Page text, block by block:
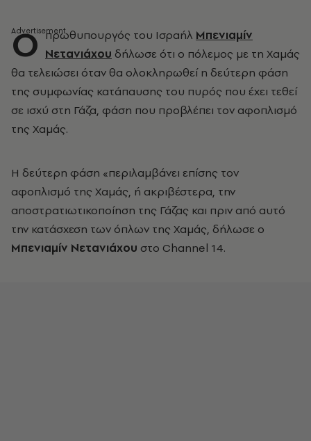
Ο πρωθυπουργός του Ισραήλ Μπενιαμίν
Νετανιάχου δήλωσε ότι ο πόλεμος με τη Χαμάς
θα τελειώσει όταν θα ολοκληρωθεί η δεύτερη φάση
της συμφωνίας κατάπαυσης του πυρός που έχει τεθεί
σε ισχύ στη Γάζα, φάση που προβλέπει τον αφοπλισμό
της Χαμάς.
Η δεύτερη φάση «περιλαμβάνει επίσης τον
αφοπλισμό της Χαμάς, ή ακριβέστερα, την
αποστρατιωτικοποίηση της Γάζας και πριν από αυτό
την κατάσχεση των όπλων της Χαμάς, δήλωσε ο
Μπενιαμίν Νετανιάχου στο Channel 14.